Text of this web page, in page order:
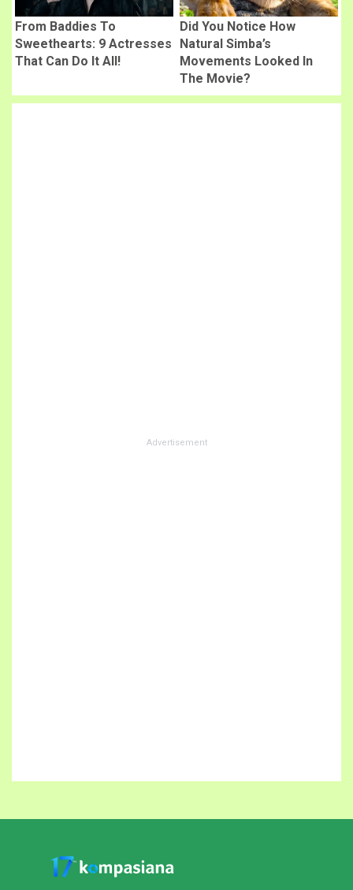
From Baddies To
Sweethearts: 9 Actresses
That Can Do It All!
Did You Notice How
Natural Simba’s
Movements Looked In
The Movie?